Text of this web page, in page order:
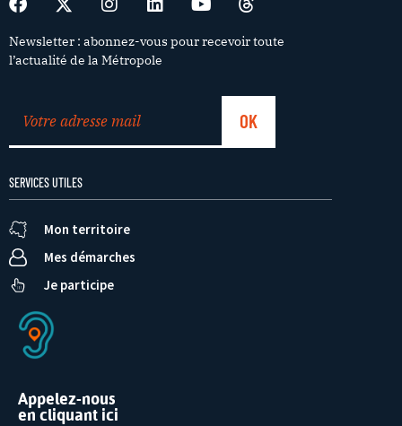
Newsletter : abonnez-vous pour recevoir toute
l’actualité de la Métropole
SERVICES UTILES
Mon territoire
Mes démarches
Je participe
Appelez-nous
en cliquant ici